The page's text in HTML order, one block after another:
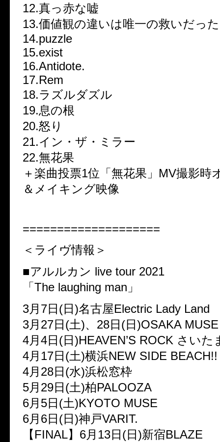
12.真っ赤な嘘
13.価値観の違いは唯一の救いだった
14.puzzle
15.exist
16.Antidote.
17.Rem
18.ラズルダズル
19.息の根
20.怒り
21.イン・ザ・ミラー
22.無花果
＋楽曲投票1位「無花果」MV撮影時
＆メイキング映像
====================
＜ライヴ情報＞
■アルルカン live tour 2021
「The laughing man」
3月7日(日)名古屋Electric Lady Land
3月27日(土)、28日(日)OSAKA MUSE
4月4日(日)HEAVEN’S ROCK さいた
4月17日(土)横浜NEW SIDE BEACH!!
4月28日(水)浜松窓枠
5月29日(土)柏PALOOZA
6月5日(土)KYOTO MUSE
6月6日(日)神戸VARIT.
【FINAL】6月13日(日)新宿BLAZE